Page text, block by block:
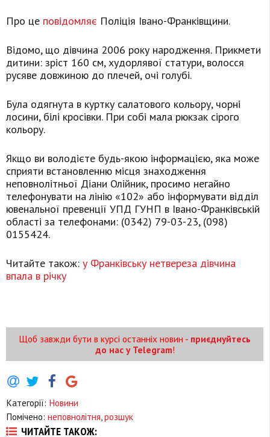
Про це повідомляє Поліція Івано-Франківщини.
Відомо, що дівчина 2006 року народження. Прикмети
дитини: зріст 160 см, худорлявої статури, волосся
русяве довжиною до плечей, очі голубі.
Була одягнута в куртку салатового кольору, чорні
лосини, білі кросівки. При собі мала рюкзак сірого
кольору.
Якщо ви володієте будь-якою інформацією, яка може
сприяти встановленню місця знаходження
неповнолітньої Діани Олійник, просимо негайно
телефонувати на лінію «102» або інформувати відділ
ювенальної превенції УПД ГУНП в Івано-Франківській
області за телефонами: (0342) 79-03-23, (098)
0155424.
Читайте також: у Франківську нетвереза дівчина
впала в річку
Щоб завжди бути в курсі останніх новин - приєднуйтесь
до нас у Telegram!
Категорії: Новини
Помічено: неповнолітня розшук
ЧИТАЙТЕ ТАКОЖ: